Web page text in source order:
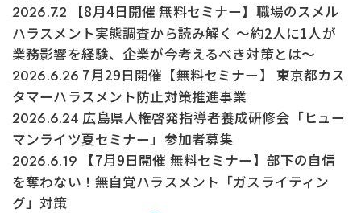
2026.7.2 【8月4日開催 無料セミナー】職場のスメル
ハラスメント実態調査から読み解く ～約2人に1人が
業務影響を経験、企業が今考えるべき対策とは～
2026.6.26 7月29日開催【無料セミナー】 東京都カス
タマーハラスメント防止対策推進事業
2026.6.24 広島県人権啓発指導者養成研修会「ヒュー
マンライツ夏セミナー」参加者募集
2026.6.19 【7月9日開催 無料セミナー】部下の自信
を奪わない！無自覚ハラスメント「ガスライティン
グ」対策